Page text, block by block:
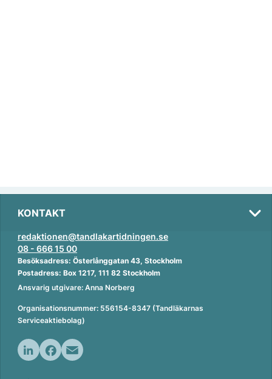
KONTAKT
redaktionen@tandlakartidningen.se
08 - 666 15 00
Besöksadress: Österlånggatan 43, Stockholm
Postadress: Box 1217, 111 82 Stockholm
Ansvarig utgivare: Anna Norberg
Organisationsnummer: 556154-8347 (Tandläkarnas
Serviceaktiebolag)